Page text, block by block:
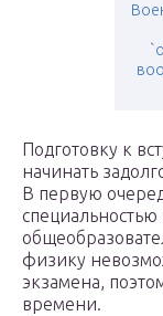
Подготовку к
начинать
В первую
специальностью
физику
экзамена,
времени.